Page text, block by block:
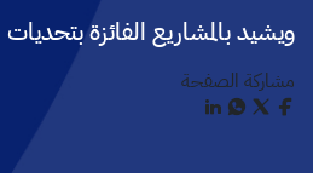
ويشيد بالمشاريع الفائزة بتحديات
مشاركة الصفحة